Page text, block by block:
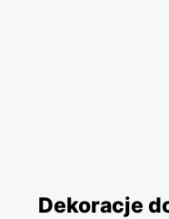
Dekoracje